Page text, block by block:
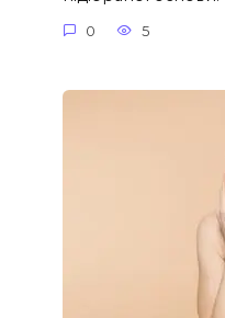
0 5